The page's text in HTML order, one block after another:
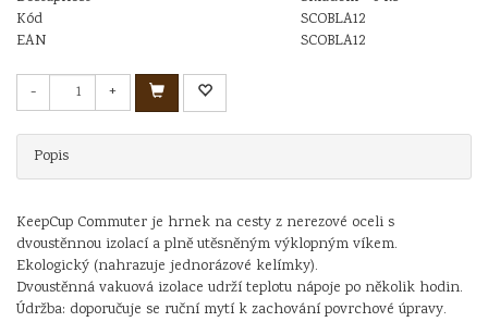
Kód
SCOBLA12
EAN
SCOBLA12
- +
Popis
KeepCup Commuter je hrnek na cesty z nerezové oceli s
dvoustěnnou izolací a plně utěsněným výklopným víkem.
Ekologický (nahrazuje jednorázové kelímky).
Dvoustěnná vakuová izolace udrží teplotu nápoje po několik hodin.
Údržba: doporučuje se ruční mytí k zachování povrchové úpravy.